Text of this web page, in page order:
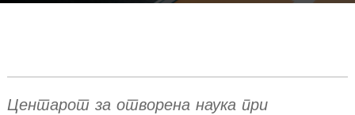
Центарот за отворена наука при